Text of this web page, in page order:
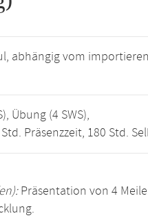
abhängig vom
Übung (4 SWS),
Präsenzzeit, 180 Std.
Präsentation von 4